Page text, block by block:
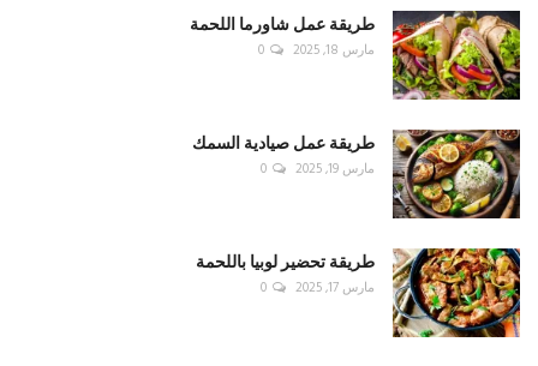
طريقة عمل شاورما اللحمة
مارس 18, 2025 0
طريقة عمل صيادية السمك
مارس 19, 2025 0
طريقة تحضير لوبيا باللحمة
مارس 17, 2025 0